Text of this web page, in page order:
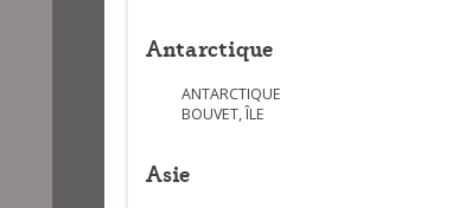
Antarctique
ANTARCTIQUE
BOUVET, ÎLE
Asie